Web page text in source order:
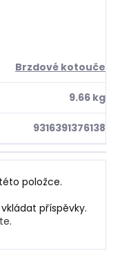
Brzdové kotouče
9.66 kg
9316391376138
položce.
příspěvky.
.